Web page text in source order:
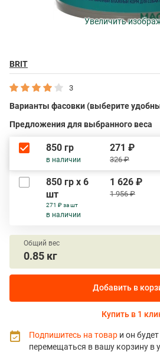
BRIT
Увеличить
3
Варианты фасовки (выберите
Предложения для выбранного веса
850 гр
в наличии
271 ₽
326 ₽
850 гр х 6
шт
271 ₽ за шт
в наличии
1 626 ₽
1 956 ₽
Общий вес
0.85 кг
Добавить в
Купить в 1
Подпишитесь на товар и он
перемещаться в вашу корзину в